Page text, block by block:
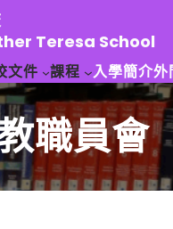
Teresa School
文件 課程 入學簡介外
職員會